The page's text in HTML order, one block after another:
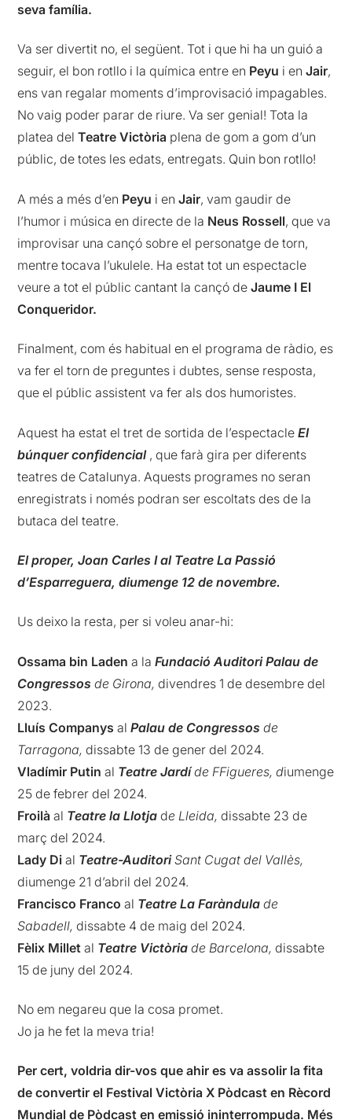
seva família.
Va ser divertit no, el següent. Tot i que hi ha un guió a
seguir, el bon rotllo i la química entre en Peyu i enJair,
ens van regalar moments d’improvisació impagables.
No vaig poder parar de riure. Va ser genial! Tota la
platea delTeatre Victòria plena de gom a gom d’un
públic, de totes les edats, entregats. Quin bon rotllo!
A més a més d’en Peyu i enJair, vam gaudir de
l’humor i música en directe de la Neus Rossell, que va
improvisar una cançó sobre el personatge de torn,
mentre tocava l’ukulele. Ha estat tot un espectacle
veure a tot el públic cantant la cançó deJaume I El
Conqueridor.
Finalment, com és habitual en el programa de ràdio, es
va fer el torn de preguntes i dubtes, sense resposta,
que el públic assistent va fer als dos humoristes.
Aquest ha estat el tret de sortida de l’espectacleEl
búnquer confidencial , que farà gira per diferents
teatres de Catalunya. Aquests programes no seran
enregistrats i només podran ser escoltats des de la
butaca del teatre.
El proper, Joan Carles I al Teatre La Passió
d’Esparreguera, diumenge 12 de novembre.
Us deixo la resta, per si voleu anar-hi:
Ossama bin Ladena laFundació Auditori Palau de
Congressosde Girona,divendres 1 de desembre del
2023.
Lluís CompanysalPalau de Congressos de
Tarragona,dissabte 13 de gener del 2024.
Vladímir Putin al Teatre Jardíde FFigueres, diumenge
25 de febrer del 2024.
Froilà al Teatre la Llotja de Lleida,dissabte 23 de
març del 2024.
Lady Di al Teatre-AuditoriSant Cugat del Vallès,
diumenge 21 d’abril del 2024.
Francisco Francoal Teatre La Faràndula de
Sabadell,dissabte 4 de maig del 2024.
Fèlix Millet al Teatre Victòriade Barcelona, dissabte
15 de juny del 2024.
No em negareu que la cosa promet.
Jo ja he fet la meva tria!
Per cert, voldria dir-vos que ahir es va assolir la fita
de convertir el Festival Victòria X Pòdcast en Rècord
Mundial de Pòdcast en emissió ininterrompuda. Més